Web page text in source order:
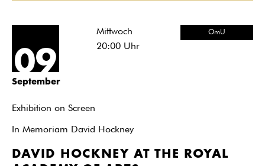
09
September
Mittwoch
20:00Uhr
OmU
Exhibition on Screen
In Memoriam David Hockney
DAVID HOCKNEY AT THE ROYAL